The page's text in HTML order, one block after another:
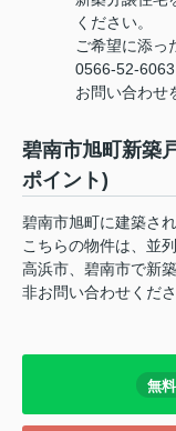
ください。
ご希望に添っ
0566-52-
お問い合わせ
碧南市旭町新築
ポイント)
碧南市旭町に建築さ
こちらの物件は、並
高浜市、碧南市で新
非お問い合わせくださ
無料